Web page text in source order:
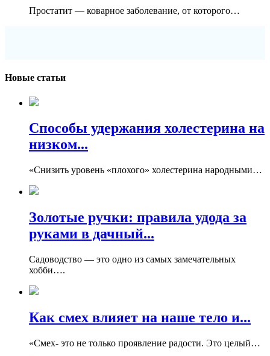
Простатит — коварное заболевание, от которого…
Новые статьи
Способы удержания холестерина на
низком...
«Снизить уровень «плохого» холестерина народными…
Золотые ручки: правила удода за
руками в дачный...
Садоводство — это одно из самых замечательных
хобби….
Как смех влияет на наше тело и...
«Смех- это не только проявление радости. Это целый…